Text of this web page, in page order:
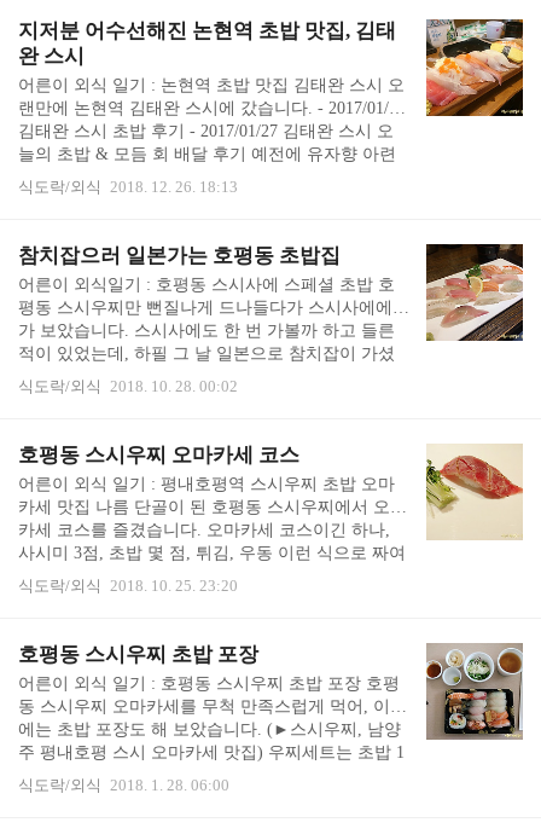
싶은 초밥을 주문해서 먹을 수 있어 좋습니다. 가격
대는 1700원~ 3900원이라 2만원 정도 나왔습니다. 어
느 날의 스시로 초밥 식사 스시로는 새우 초밥 종류
가 많습니다. 찐새우 (초새우), 생새우, 간장새우가
있고, 작은 사이즈와 큰 사이즈가 있습니다. 단새우
초밥은 메뉴판에는 그려져 있으나, 실제로 준비해 놓
는 경우는 거의 없었습니다. (재료가 없으면 메뉴판
에..
지저분 어수선해진 논현역 초밥 맛집, 김태
완 스시
어른이 외식 일기 : 논현역 초밥 맛집 김태완 스시 오
랜만에 논현역 김태완 스시에 갔습니다. - 2017/01/20
김태완 스시 초밥 후기 - 2017/01/27 김태완 스시 오
늘의 초밥 & 모듬 회 배달 후기 예전에 유자향 아련
한 초밥을 너무나 맛있게 먹었던 좋은 기억이 있는
곳 입니다. 그 사이 확장하여 조금 더 넓은 건물로 이
몄고, 여전히 손님들로 북적이고 있었습니다. 그러나
이전의 깔끔하고 따뜻했던 느낌은 사라진 채, 지저분
하고 어수선한 곳이 되어 있었습니다. 부르기 힘든
직원 입구에 뻘쭘히 서 있으면 2층으로 가라거나, 카
운터석에 앉으라거나 하는 안내를 해 줍니다. 카운터
석에 앉고 보니 앞에는 정리되지 않는 물티슈가 수북
히 어질러져 있었습니다. ..
식도락/외식 2018. 12. 26. 18:13
참치잡으러 일본가는 호평동 초밥집
어른이 외식일기 : 호평동 스시사에 스페셜 초밥 호
평동 스시우찌만 뻔질나게 드나들다가 스시사에에
가 보았습니다. 스시사에도 한 번 가볼까 하고 들른
적이 있었는데, 하필 그 날 일본으로 참치잡이 가셨
더라고요. "참치 잡으러 일본 갑니다." 라니...! 이걸
보고 이 집에 안 와 볼 수 없었습니다. 이걸 보는 순
수선한 외관은 제 취향이 아니나, 참치 잡으러 일본
갈 정도면 재료에 대한 애정과 자부심이 있을거라는
생각이 들었습니다. 참치 대신 스페셜 초밥 참치잡으
러 일본가는 초밥집이라는 것에 기대를 가지고 들렀
는데, 메뉴판에 참치 메뉴가 전문적으로 있는 것은
아니었습니다. 혼자 먹기에는 참치 초밥 정도여서,
그냥 스페셜 초밥을 주문해 보았습니다. ..
식도락/외식 2018. 10. 28. 00:02
호평동 스시우찌 오마카세 코스
어른이 외식 일기 : 평내호평역 스시우찌 초밥 오마
카세 맛집 나름 단골이 된 호평동 스시우찌에서 오마
카세 코스를 즐겼습니다. 오마카세 코스이긴 하나,
사시미 3점, 초밥 몇 점, 튀김, 우동 이런 식으로 짜여
져 있습니다. 사시미와 초밥 구성에서 그 날 상태 좋
은 것으로 약간 바뀌는 정도 차이에요. 오늘은 오마
오마카세 상차림 & 사시미 기본적으로 물, 와사비,
락교, 초생강이 나오고, 샐러드와 계란찜이 나옵니
다. 계란찜 아래에 버섯, 야채 등이 들어 있어요. 오마
카세 코스는 회부터 시작이 됩니다. 세 종류의 회를
두 점씩 썰어 주시면, 회 코스는 끝이 납니다. 스시우
찌 오마카세 초밥 코스 이어서 초밥이 코스로 나옵니
다. 흰살생선 초밥들로 시작해서, 불질을 ..
식도락/외식 2018. 10. 25. 23:20
호평동 스시우찌 초밥 포장
어른이 외식 일기 : 호평동 스시우찌 초밥 포장 호평
동 스시우찌 오마카세를 무척 만족스럽게 먹어, 이번
에는 초밥 포장도 해 보았습니다. (►스시우찌, 남양
주 평내호평 스시 오마카세 맛집) 우찌세트는 초밥 1
2점과 우동 세트인데, 포장할 경우 우동 대신 초밥 두
점을 더 준다고 합니다. 15,000원 입니다. 몇 주 전 호
식도락/외식 2018. 1. 28. 06:00